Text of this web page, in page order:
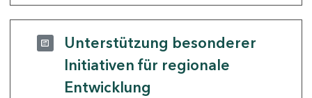
Unterstützung besonderer
Initiativen für regionale
Entwicklung